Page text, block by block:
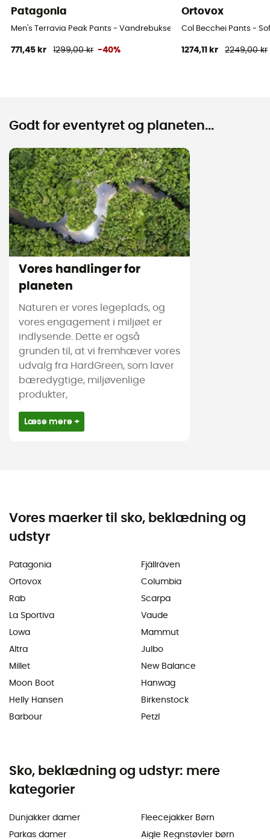
Patagonia
Men's Terravia Peak Pants - Vandrebukser - Herrer
771,45 kr 1299,00 kr -40%
Ortovox
Col Becchei Pants -
1274,11 kr 2249,00 kr
Godt for eventyret og planeten...
Vores handlinger for
planeten
Naturen er vores legeplads, og
vores engagement i miljøet er
indlysende. Dette er også
grunden til, at vi fremhæver vores
udvalg fra HardGreen, som laver
bæredygtige, miljøvenlige
produkter,
Læse mere +
Vores maerker til sko, beklædning og
udstyr
Patagonia
Ortovox
Rab
La Sportiva
Lowa
Altra
Millet
Moon Boot
Helly Hansen
Barbour
Fjällräven
Columbia
Scarpa
Vaude
Mammut
Julbo
New Balance
Hanwag
Birkenstock
Petzl
Sko, beklædning og udstyr: mere
kategorier
Dunjakker damer
Parkas damer
Fleecejakker Børn
Aigle Regnstøvler børn